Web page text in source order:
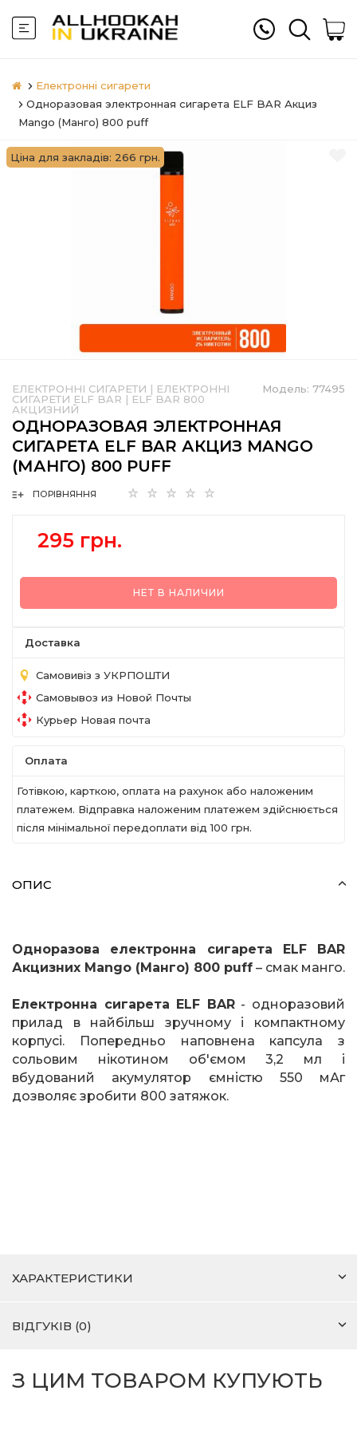
Електронні сигарети
Одноразовая электронная сигарета ELF BAR Акциз
Mango (Манго) 800 puff
Ціна для закладів: 266 грн.
Модель: 77495
ЕЛЕКТРОННІ СИГАРЕТИ | ЕЛЕКТРОННІ
СИГАРЕТИ ELF BAR | ELF BAR 800
АКЦИЗНИЙ
ОДНОРАЗОВАЯ ЭЛЕКТРОННАЯ
СИГАРЕТА ELF BAR АКЦИЗ MANGO
(МАНГО) 800 PUFF
ПОРІВНЯННЯ
295 грн.
НЕТ В НАЛИЧИИ
Доставка
Самовивіз з УКРПОШТИ
Самовывоз из Новой Почты
Курьер Новая почта
Оплата
Готівкою, карткою, оплата на рахунок або наложеним
платежем. Відправка наложеним платежем здійснюється
після мінімальної передоплати вiд 100 грн.
ОПИС
Одноразова електронна сигарета ELF
BAR
Акцизних Mango (Манго) 800 puff – смак манго.
Електронна сигарета ELF BAR- одноразовий
прилад в найбільш зручному і компактному
корпусі. Попередньо наповнена капсула з
сольовим нікотином об'ємом 3,2 мл і
вбудований акумулятор ємністю 550 мАг
дозволяє зробити 800 затяжок.
ХАРАКТЕРИСТИКИ
ВІДГУКІВ (0)
З ЦИМ ТОВАРОМ КУПУЮТЬ